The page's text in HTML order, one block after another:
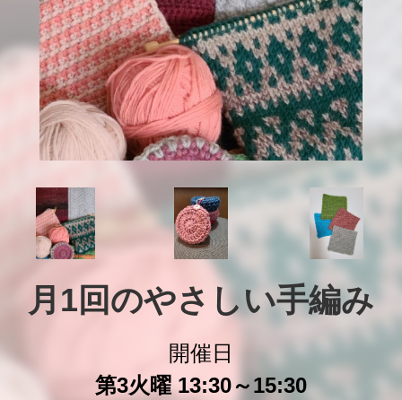
月1回のやさしい手編み
開催日
第3火曜 13:30～15:30